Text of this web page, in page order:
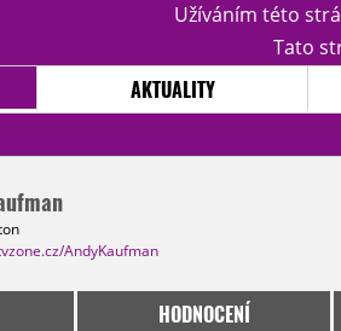
Užíváním této
Tato
AKTUALITY
AndyKaufman
HODNOCENÍ